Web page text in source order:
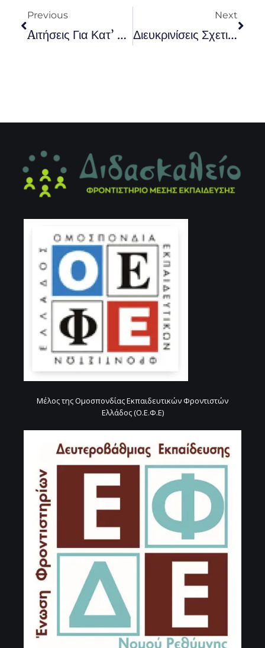
Previous
Aιτήσεις Για Κατ’ Εξαίρεση Μετεγγραφές Μέχρι 26/4
Next
Διευκρινίσεις Σχετικά Με Τις Εξετάσεις Για Την Εισαγωγή Σε Τμήματα Μουσικών Σπουδών
Μέλος της Ομοσπονδίας Εκπαιδευτικών Φροντιστών
Ελλάδος (Ο.Ε.Φ.Ε)